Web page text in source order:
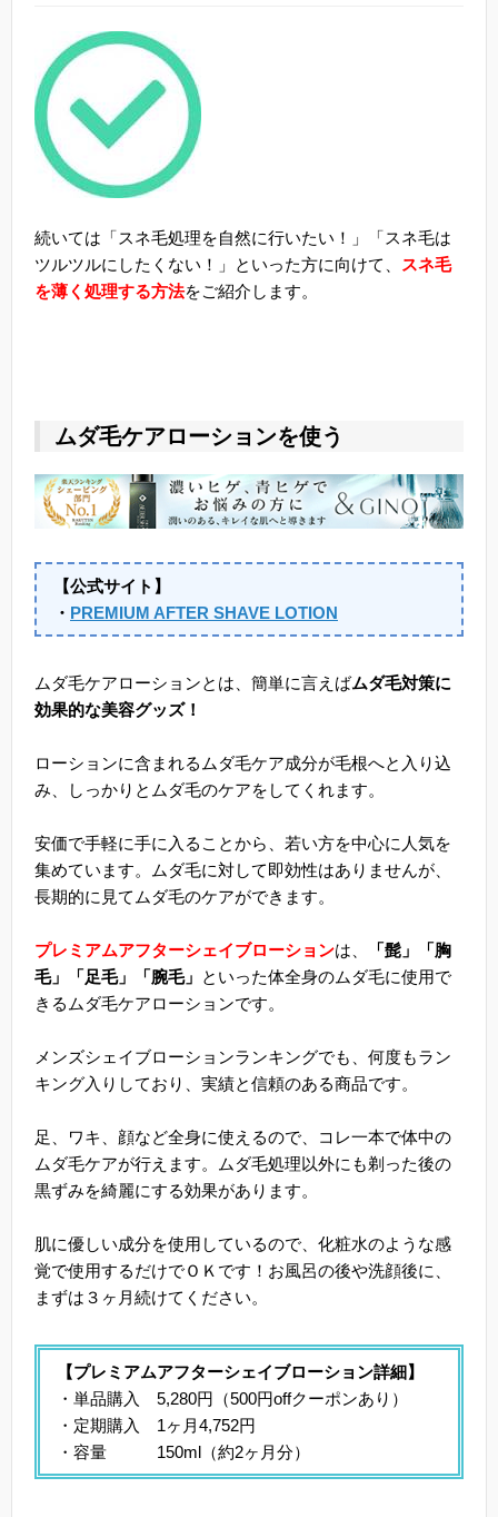
続いては「スネ毛処理を自然に行いたい！」「スネ毛は
ツルツルにしたくない！」といった方に向けて、
スネ毛
を薄く処理する方法をご紹介します。
ムダ毛ケアローションを使う
【公式サイト】
・ PREMIUM AFTER SHAVE LOTION
ムダ毛ケアローションとは、簡単に言えばムダ毛対策に
効果的な美容グッズ！
ローションに含まれるムダ毛ケア成分が毛根へと入り込
み、しっかりとムダ毛のケアをしてくれます。
安価で手軽に手に入ることから、若い方を中心に人気を
集めています。ムダ毛に対して即効性はありませんが、
長期的に見てムダ毛のケアができます。
プレミアムアフターシェイブローションは、
「髭」「胸
毛」「足毛」「腕毛」 といった体全身のムダ毛に使用で
きるムダ毛ケアローションです。
メンズシェイブローションランキングでも、何度もラン
キング入りしており、実績と信頼のある商品です。
足、ワキ、顔など全身に使えるので、コレ一本で体中の
ムダ毛ケアが行えます。ムダ毛処理以外にも剃った後の
黒ずみを綺麗にする効果があります。
肌に優しい成分を使用しているので、化粧水のような感
覚で使用するだけでＯＫです！お風呂の後や洗顔後に、
まずは３ヶ月続けてください。
【プレミアムアフターシェイブローション詳細】
・単品購入 5,280円（500円offクーポンあり）
・定期購入 1ヶ月4,752円
・容量 150ml（約2ヶ月分）